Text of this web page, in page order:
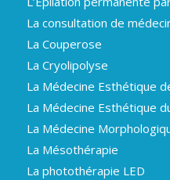
La consultation de
La Couperose
La Cryolipolyse
La Médecine Esthétique
La Médecine Esthétique
La Médecine
La Mésothérapie
La photothérapie LED